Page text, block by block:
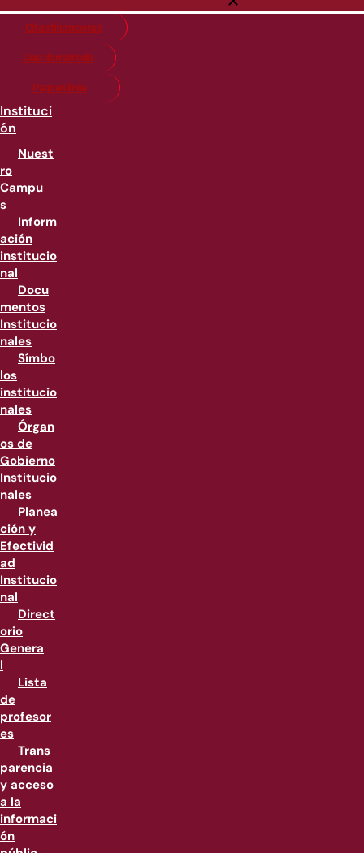
Citas financieras
Guía de matricula
Pago en línea
Instituci
ón
Nuest
ro
Campu
s
Inform
ación
institucio
nal
Docu
mentos
Institucio
nales
Símbo
los
institucio
nales
Órgan
os de
Gobierno
Institucio
nales
Planea
ción y
Efectivid
ad
Institucio
nal
Direct
orio
Genera
l
Lista
de
profesor
es
Trans
parencia
y acceso
a la
informaci
ón